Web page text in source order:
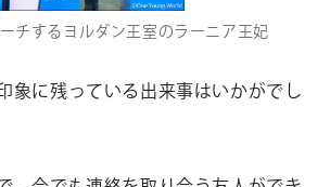
チするヨルダン王室のラーニア王妃
に残っている出来事はいかがでし